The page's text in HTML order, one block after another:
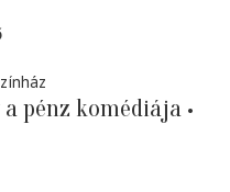
a pénz komédiája